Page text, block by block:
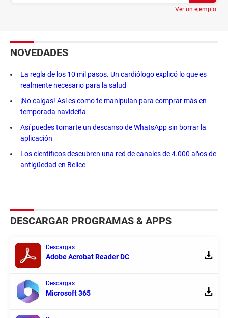
Ver un ejemplo
NOVEDADES
La regla de los 10 mil pasos. Un cardiólogo explicó lo que es
realmente necesario para la salud
¡No caigas! Así es como te manipulan para comprar más en
temporada navideña
Así puedes tomarte un descanso de WhatsApp sin borrar la
aplicación
Los científicos descubren una red de canales de 4.000 años de
antigüedad en Belice
DESCARGAR PROGRAMAS & APPS
Descargas
Adobe Acrobat Reader DC
Descargas
Microsoft 365